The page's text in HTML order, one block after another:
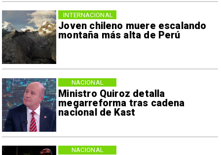
Joven chileno muere escalando
montaña más alta de Perú
INTERNACIONAL
Ministro Quiroz detalla
megarreforma tras cadena
nacional de Kast
NACIONAL
NACIONAL